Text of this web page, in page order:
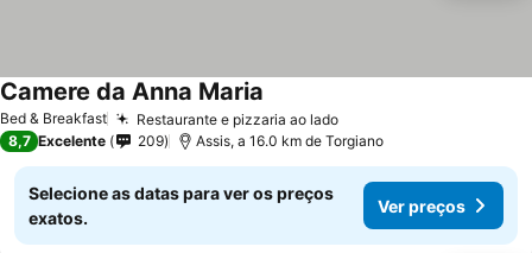
Bed & Breakfast Restaurante e pizzaria ao lado
Camere da Anna Maria
8,7 Excelente 209 Assis, a 16.0 km de Torgiano
Selecione as datas para ver os preços
exatos.
Ver preços